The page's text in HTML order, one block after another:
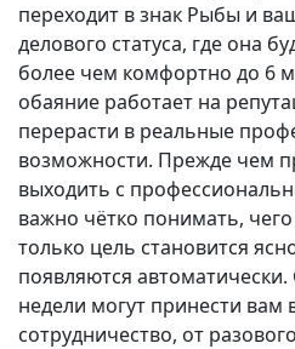
переходит в знак Рыбы и
делового статуса, где она
более чем комфортно до 6
обаяние работает на
перерасти в реальные
возможности. Прежде чем
выходить с
важно чётко понимать,
только цель становится
появляются
недели могут принести вам
сотрудничество, от